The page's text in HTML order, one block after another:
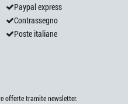
Paypal express
Contrassegno
Poste italiane
offerte tramite newsletter.